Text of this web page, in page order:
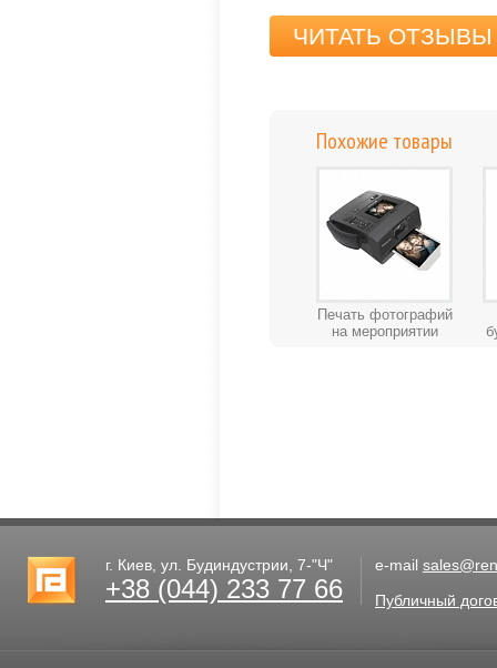
ЧИТАТЬ ОТЗЫВЫ
Похожие товары
Печать фотографий
на мероприятии
г. Киев, ул. Будиндустрии, 7-"Ч"
+38 (044) 233 77 66
e-mail
Публичный